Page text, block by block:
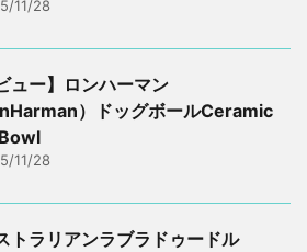
11/28
ュー】ロンハーマン
）ドッグボールCeramic
11/28
トラリアンラブラドゥードル